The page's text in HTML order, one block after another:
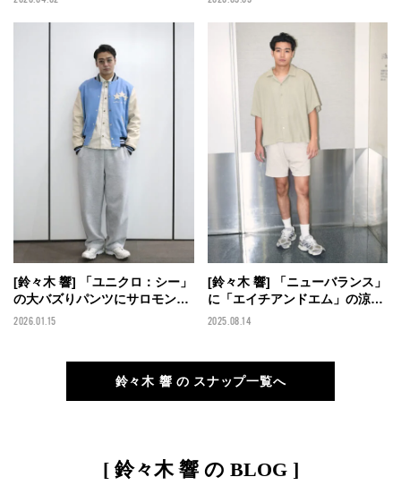
[鈴々木 響] 「ユニクロ：シー」
の大バズりパンツにサロモンの
白スニーカーで品よくスポーツ
2026.01.15
[鈴々木 響] 「ニューバランス」
に「エイチアンドエム」の涼シ
ャツを合わせた"黒じゃない”夏
2025.08.14
鈴々木 響 の スナップ一覧へ
[ 鈴々木 響 の BLOG ]